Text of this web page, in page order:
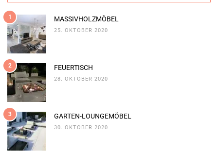
1 MASSIVHOLZMÖBEL
25. OKTOBER 2020
2 FEUERTISCH
28. OKTOBER 2020
3 GARTEN-LOUNGEMÖBEL
30. OKTOBER 2020